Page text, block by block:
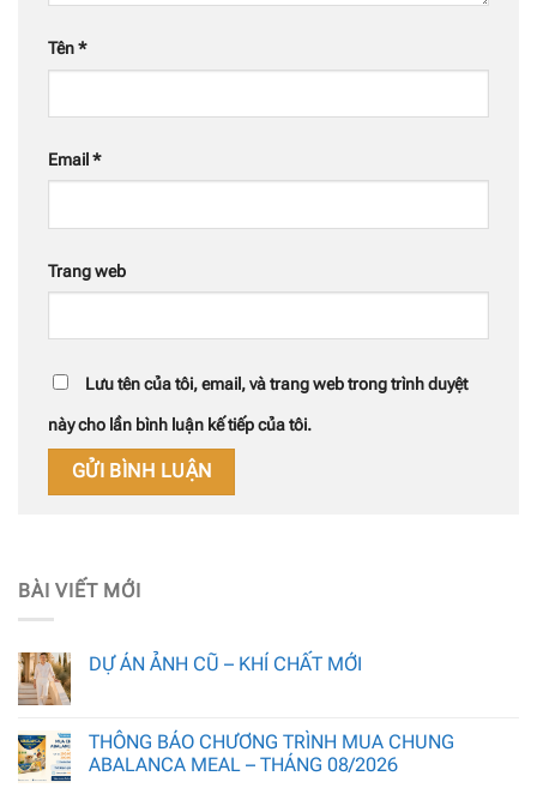
Tên*
Email *
Trang web
Lưu tên của tôi, email, và trang web trong trình duyệt
này cho lần bình luận kế tiếp của tôi.
BÀI VIẾT MỚI
DỰ ÁN ẢNH CŨ – KHÍ CHẤT MỚI
THÔNG BÁO CHƯƠNG TRÌNH MUA CHUNG
ABALANCA MEAL – THÁNG 08/2026